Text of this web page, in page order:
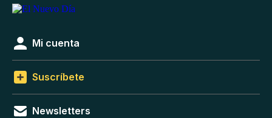
Mi cuenta
Suscríbete
Newsletters